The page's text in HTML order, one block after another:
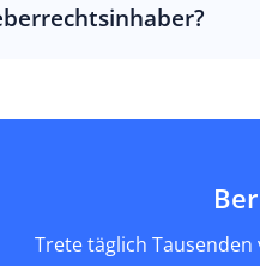
Trete täglich